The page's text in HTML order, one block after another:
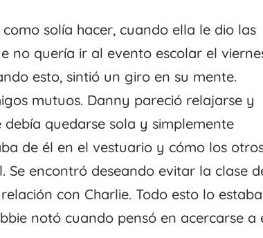
solía hacer, cuando ella le dio las
no quería ir al evento escolar el
esto, sintió un giro en su mente.
mutuos. Danny pareció relajarse y
quedarse sola y simplemente
de él en el vestuario y cómo los
Se encontró deseando evitar la clase
con Charlie. Todo esto lo estaba
notó cuando pensó en acercarse a